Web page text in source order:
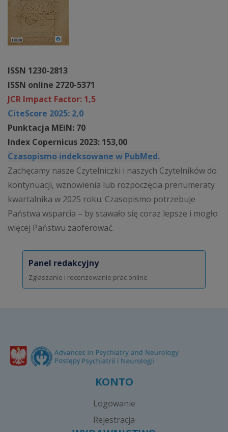
ISSN 1230-2813
ISSN online 2720-5371
JCR Impact Factor: 1,5
CiteScore 2025: 2,0
Punktacja MEiN: 70
Index Copernicus 2023: 153,00
Czasopismo indeksowane w PubMed.
Zachęcamy nasze Czytelniczki i naszych Czytelników do
kontynuacji, wznowienia lub rozpoczęcia prenumeraty
kwartalnika w 2025 roku. Czasopismo potrzebuje
Państwa wsparcia – by stawało się coraz lepsze i mogło
więcej Państwu zaoferować.
Panel redakcyjny
Zgłaszanie i recenzowanie prac online
KONTO
Logowanie
Rejestracja